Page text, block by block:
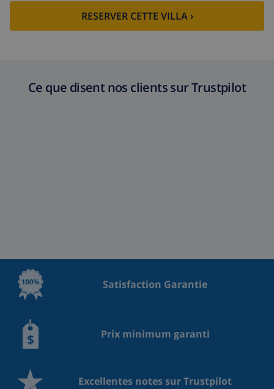
RESERVER CETTE VILLA ›
Ce que disent nos clients sur Trustpilot
Satisfaction Garantie
Prix minimum garanti
Excellentes notes sur Trustpilot